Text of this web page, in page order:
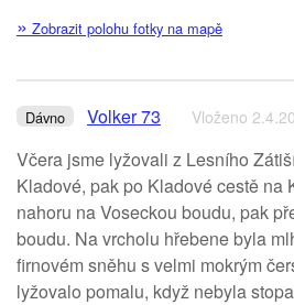
» Zobrazit polohu fotky na mapě
Dávno Volker 73 Vloženo
Včera jsme lyžovali z Lesního
Kladové, pak po Kladové cestě na
nahoru na Voseckou boudu, pak
boudu. Na vrcholu hřebene byla
firnovém sněhu s velmi mokrým
lyžovalo pomalu, když nebyla